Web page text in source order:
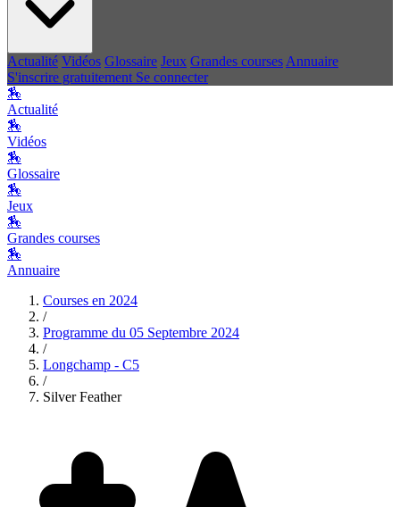
Actualité Vidéos Glossaire Jeux Grandes courses Annuaire
S'inscrire gratuitement Se connecter
🏇
Actualité
🏇
Vidéos
🏇
Glossaire
🏇
Jeux
🏇
Grandes courses
🏇
Annuaire
Courses en 2024
/
Programme du 05 Septembre 2024
/
Longchamp - C5
/
Silver Feather